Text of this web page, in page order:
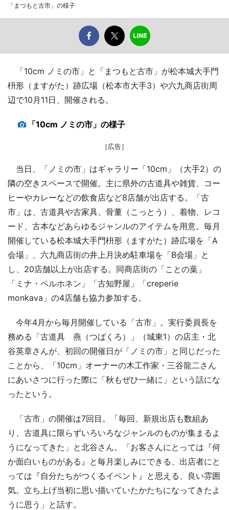
「まつもと古市」の様子
「10cm ノミの市」と「まつもと古市」が松本城大手門
枡形（ますがた）跡広場（松本市大手3）や六九商店街周
辺で10月11日、開催される。
「10cm ノミの市」の様子
［広告］
当日、「ノミの市」はギャラリー「10cm」（大手2）の
隣の空きスペースで開催。主に県外の古道具や雑貨、コー
ヒーやカレーなどの飲食店など8店舗が出店する。「古
市」は、古道具や古家具、骨董（こっとう）、着物、レコ
ード、古本などあらゆるジャンルのアイテムを用意。毎月
開催している松本城大手門枡形（ますがた）跡広場を「A
会場」、六九商店街の井上月決め駐車場を「B会場」と
し、20店舗以上が出店する。同商店街の「ことの葉」
「ミナ・ペルホネン」「古知野屋」「creperie
monkava」の4店舗も協力参加する。
今年4月から毎月開催している「古市」。実行委員長を
務める「古道具 燕（つばくろ）」（城東1）の店主・北
谷英章さんが、初回の開催日が「ノミの市」と同じだった
ことから、「10cm」オーナーの木工作家・三谷龍二さん
にあいさつに行った際に「秋もぜひ一緒に」という話にな
ったという。
「古市」の開催は7回目。「毎回、新規出店も数組あ
り、古道具に限らずいろいろなジャンルのものが集まるよ
うになってきた」と北谷さん。「お客さんにとっては『何
か面白いものがある』と毎月楽しみにできる、出店者にと
っては『自分たちがつくるイベント』と思える、良い雰囲
気。立ち上げ当初に思い描いていたかたちになってきたよ
うに思う」と話す。